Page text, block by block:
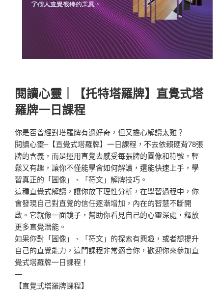
閱讀心靈｜【托特塔羅牌】直覺式塔
羅牌一日課程
你是否曾經對塔羅牌有過好奇，但又擔心解讀太難？
閱讀心靈–【直覺式塔羅牌】一日課程，不去依賴硬背78張
牌的含義，而是運用直覺去感受每張牌的圖像和符號，輕
鬆又有趣，讓你不僅能學會如何解讀，還能快速上手，學
習真正的「圖像」、「符文」解牌技巧。
這種直覺式解讀，讓你放下理性分析，在學習過程中，你
會發現自己對直覺的信任逐漸增加，內在的智慧不斷開
啟。它就像一面鏡子，幫助你看見自己的心靈深處，釋放
更多直覺潛能。
如果你對「圖像」、「符文」的探索有興趣，或者想提升
自己的直覺能力，這門課程非常適合你，歡迎你來參加直
覺式塔羅牌一日課程！
—
【直覺式塔羅牌課程】